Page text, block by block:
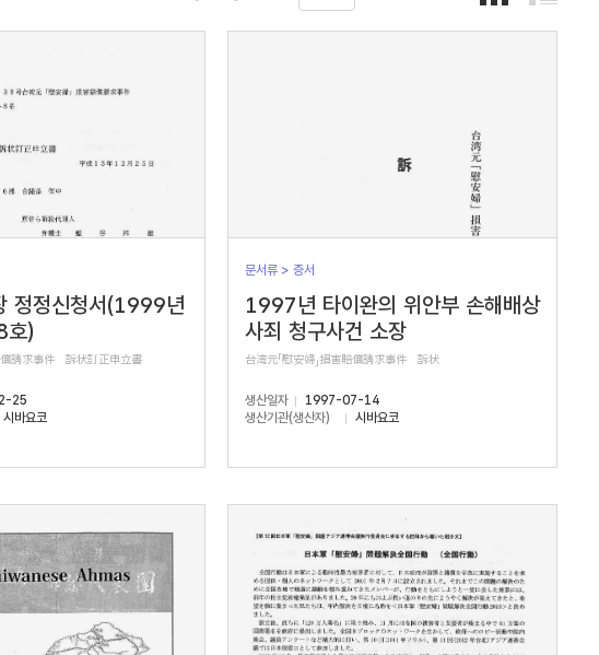
정정신청서(1999년
호)
償請求事件 訴状訂正申立書
25
시바요코
문서류 > 증서
1997년 타이완의 위안부 손해배상
사죄 청구사건 소장
台湾元「慰安婦」損害賠償請求事件 訴状
생산일자
1997-07-14
생산기관(생산자)
시바요코